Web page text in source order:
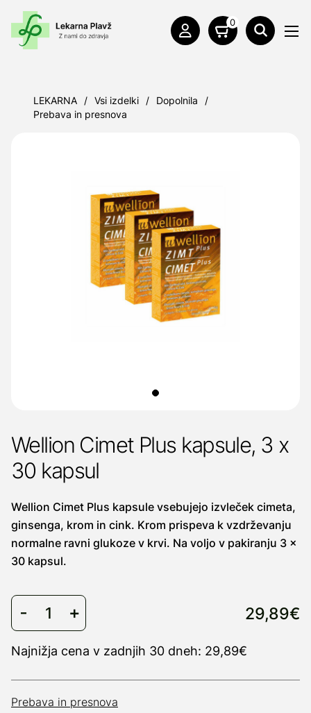
0
LEKARNA / Vsi izdelki / Dopolnila
/
Prebava in presnova
Wellion Cimet Plus kapsule, 3 x
30 kapsul
Wellion Cimet Plus kapsule vsebujejo izvleček cimeta,
ginsenga, krom in cink. Krom prispeva k vzdrževanju
normalne ravni glukoze v krvi. Na voljo v pakiranju 3 ×
30 kapsul.
29,89€
Najnižja cena v zadnjih 30 dneh: 29,89€
Prebava in presnova